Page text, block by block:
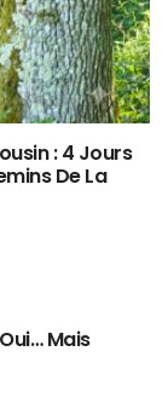
: 4 Jours
De La
Mais